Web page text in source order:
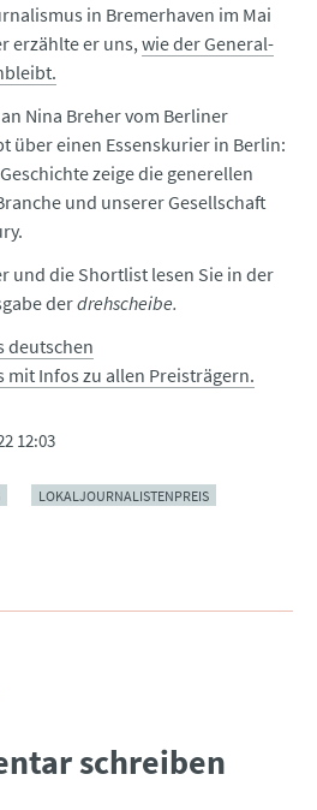
in Bremerhaven im Mai
erzählte er uns,wie der General-
Nina Breher vom Berliner
über einen Essenskurier in Berlin:
zeige die generellen
und unserer Gesellschaft
und die Shortlist lesen Sie in der
derdrehscheibe.
deutschen
Infos zu allen Preisträgern.
12:03
LOKALJOURNALISTENPREIS
schreiben